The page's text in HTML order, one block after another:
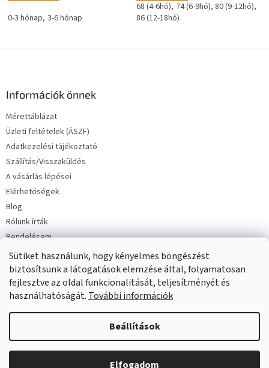
Sütiket használunk, hogy kényelmes böngészést
biztosítsunk a látogatások elemzése által, folyamatosan
fejlesztve az oldal funkcionalitását, teljesítményét és
használhatóságát. További információk
Beállítások
Elfogadom
0-3 hónap 3-6 hónap
68 (4-6hó) 74 (6-9hó) 80 (9-12hó)
86 (12-18hó)
Információk önnek
Mérettáblázat
Üzleti feltételek (ÁSZF)
Adatkezelési tájékoztató
Szállítás/Visszaküldés
A vásárlás lépései
Elérhetőségek
Blog
Rólunk írták
Rendelésem
Copyright 2026Milinko baba és gyermekruha. Minden jog
fenntartva.